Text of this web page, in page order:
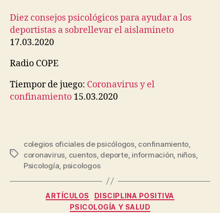
Diez consejos psicológicos para ayudar a los
deportistas a sobrellevar el aislamineto
17.03.2020
Radio COPE
Tiempor de juego: Coronavirus y el
confinamiento 15.03.2020
colegios oficiales de psicólogos, confinamiento,
coronavirus, cuentos, deporte, información, niños,
Psicología, psicologos
ARTÍCULOS
DISCIPLINA POSITIVA
PSICOLOGÍA Y SALUD